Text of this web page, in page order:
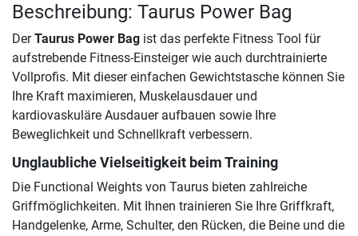
Beschreibung: Taurus Power Bag
DerTaurus Power Bag ist das perfekte Fitness Tool für
aufstrebende Fitness-Einsteiger wie auch durchtrainierte
Vollprofis. Mit dieser einfachen Gewichtstasche können Sie
Ihre Kraft maximieren, Muskelausdauer und
kardiovaskuläre Ausdauer aufbauen sowie Ihre
Beweglichkeit und Schnellkraft verbessern.
Unglaubliche Vielseitigkeit beim Training
Die Functional Weights von Taurus bieten zahlreiche
Griffmöglichkeiten. Mit Ihnen trainieren Sie Ihre Griffkraft,
Handgelenke, Arme, Schulter, den Rücken, die Beine und die